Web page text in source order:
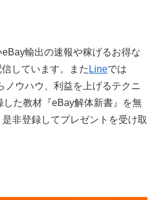
輸出の速報や稼げるお得な
しています。また Lineでは
ノウハウ、利益を上げるテクニ
した教材『eBay解体新書』を無
非登録してプレゼントを受け取